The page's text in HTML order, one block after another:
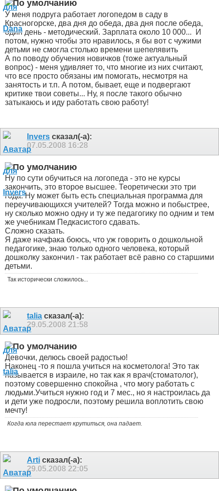
У меня подруга работает логопедом в саду в
Красногорске, два дня до обеда, два дня после обеда,
один день - методический. Зарплата около 10 000...
И
потом, нужно чтобы это нравилось, я бы вот с чужими
детьми не смогла столько времени шепелявить
А по поводу обучения новичков (тоже актуальный
вопрос) - меня удивляет то, что многие из них считают,
что все просто обязаны им помогать, несмотря на
занятость и т.п. А потом, бывает, еще и подвергают
критике твои советы... Ну, я после такого обычно
затыкаюсь и иду работать свою работу!
Invers сказал(-а):
07.05.2008 16:28
Ну по сути обучиться на логопеда - это не курсы
закончить, это второе высшее. Теоретически это три
года. Ну может быть есть специальная программа для
переучивающихся учителей? Тогда можно и побыстрее,
ну сколько можно одну и ту же педагогику по одним и тем
же учебникам Педкасистого сдавать.
Сложно сказать.
Я даже начфака боюсь, что уж говорить о дошкольной
педагогике, знаю только одного человека, который
дошколку закончил - так работает всё равно со старшими
детьми.
Так исторически сложилось...
talia сказал(-а):
29.05.2008 21:58
Девочки, делюсь своей радостью!
Наконец -то я пошла учиться на косметолога! Это так
называется в израиле, но так как я врач(стоматолог),
поэтому совершенно спокойна , что могу работать с
людьми.Учиться нужно год и 7 мес., но я настроилась да
и дети уже подросли, поэтому решила воплотить свою
мечту!
Когда юла перестает крутиться, она падает.
Arti сказал(-а):
29.05.2008 22:05